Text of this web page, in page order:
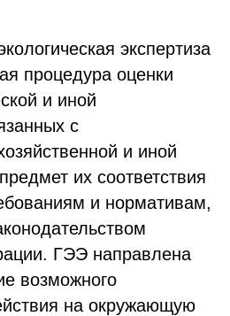
экспертиза
процедура оценки
и иной
с
и иной
их соответствия
и нормативам,
ГЭЭ направлена
возможного
на окружающую